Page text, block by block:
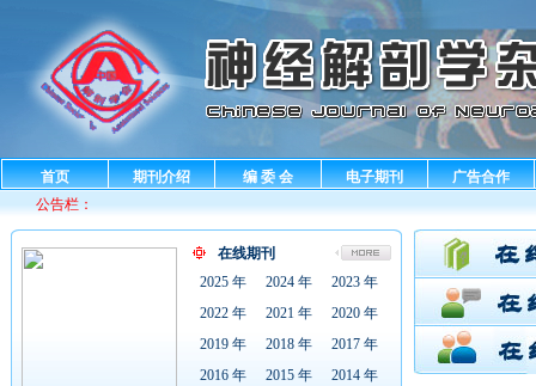
首页 期刊介绍 编 委 会 电子期刊
广告合作
公告栏：
在线期刊
2025 年
2024 年
2023 年
2022 年
2021 年
2020 年
2019 年
2018 年
2017 年
2016 年
2015 年
2014 年